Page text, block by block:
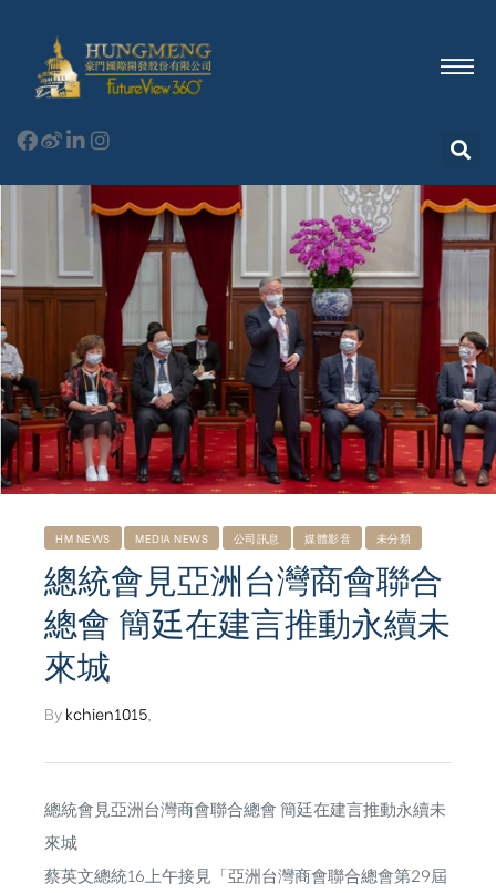
HM NEWS MEDIA NEWS 公司訊息 媒體影音 未分類
總統會見亞洲台灣商會聯合
總會 簡廷在建言推動永續未
來城
Bykchien1015
總統會見亞洲台灣商會聯合總會 簡廷在建言推動永續未
來城
蔡英文總統16上午接見「亞洲台灣商會聯合總會第29屆